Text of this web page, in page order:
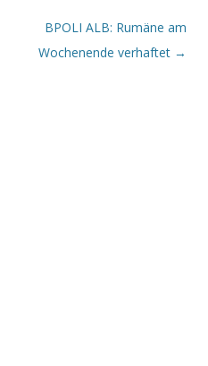
BPOLI ALB: Rumäne am
Wochenende verhaftet →